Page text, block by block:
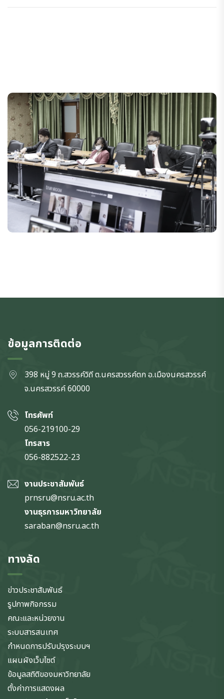
ข้อมูลการติดต่อ
398 หมู่ 9 ถ.สวรรค์วิถี ต.นครสวรรค์ตก อ.เมืองนครสวรรค์
จ.นครสวรรค์60000
โทรศัพท์
056-219100-29
โทรสาร
056-882522-23
งานประชาสัมพันธ์
prnsru@nsru.ac.th
งานธุรการมหาวิทยาลัย
saraban@nsru.ac.th
ทางลัด
ข่าวประชาสัมพันธ์
รูปภาพกิจกรรม
คณะและหน่วยงาน
ระบบสารสนเทศ
กำหนดการปรับปรุงระบบฯ
แผนผังเว็บไซต์
ข้อมูลสถิติของมหาวิทยาลัย
ตั้งค่าการแสดงผล